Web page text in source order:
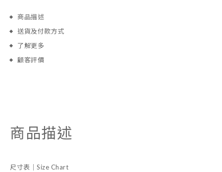
商品描述
送貨及付款方式
了解更多
顧客評價
商品描述
尺寸表｜Size Chart